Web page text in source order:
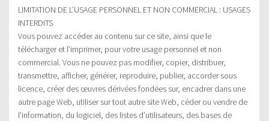
LIMITATION DE L’USAGE PERSONNEL ET NON COMMERCIAL : USAGES
INTERDITS
Vous pouvez accéder au contenu sur ce site, ainsi que le
télécharger et l’imprimer, pour votre usage personnel et non
commercial. Vous ne pouvez pas modifier, copier, distribuer,
transmettre, afficher, générer, reproduire, publier, accorder sous
licence, créer des œuvres dérivées fondées sur, encadrer dans une
autre page Web, utiliser sur tout autre site Web, céder ou vendre de
l’information, du logiciel, des listes d’utilisateurs, des bases de